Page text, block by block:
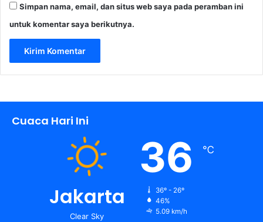
Simpan nama, email, dan situs web saya pada peramban ini
untuk komentar saya berikutnya.
Cuaca Hari Ini
Jakarta
Clear Sky
36 ℃
36º - 26º
46%
5.09 km/h